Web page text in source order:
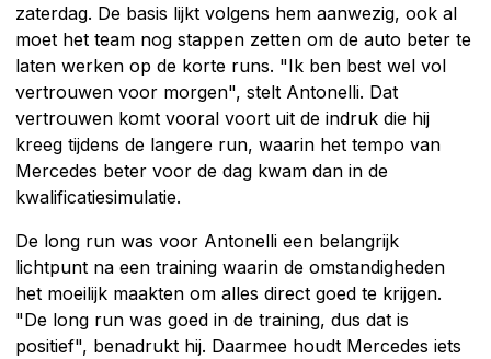
zaterdag. De basis lijkt volgens hem aanwezig, ook al
moet het team nog stappen zetten om de auto beter te
laten werken op de korte runs. "Ik ben best wel vol
vertrouwen voor morgen", stelt Antonelli. Dat
vertrouwen komt vooral voort uit de indruk die hij
kreeg tijdens de langere run, waarin het tempo van
Mercedes beter voor de dag kwam dan in de
kwalificatiesimulatie.
De long run was voor Antonelli een belangrijk
lichtpunt na een training waarin de omstandigheden
het moeilijk maakten om alles direct goed te krijgen.
"De long run was goed in de training, dus dat is
positief", benadrukt hij. Daarmee houdt Mercedes iets